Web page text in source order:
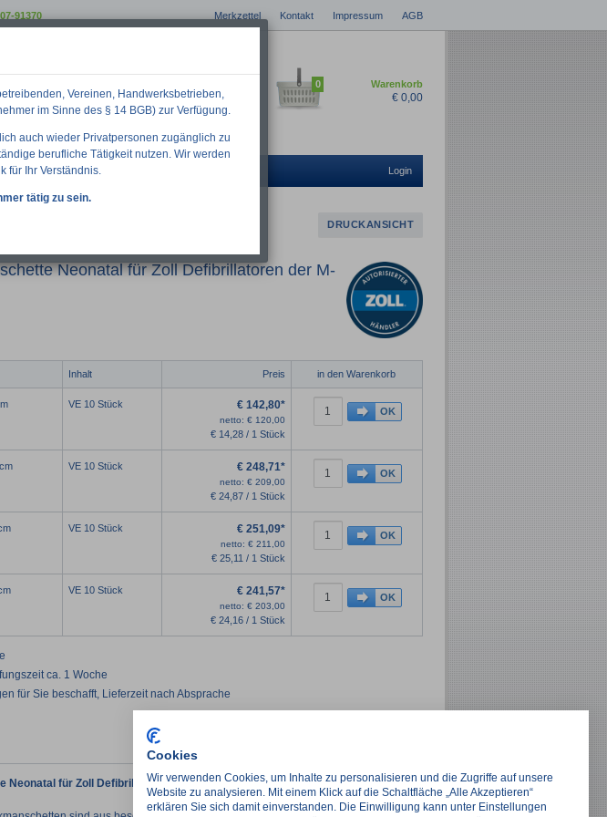
91370 Merkzettel Kontakt Impressum AGB
GO
Warenkorb
0
€ 0,00
uns Login
der M-Series CCT DRUCKANSICHT
Neonatal für Zoll Defibrillatoren der M-
Inhalt Preis in den Warenkorb
VE 10 Stück €142,80*
netto: €120,00
€14,28 / 1 Stück
VE 10 Stück €248,71*
netto: €209,00
€24,87 / 1 Stück
VE 10 Stück €251,09*
netto: €211,00
€25,11 / 1 Stück
VE 10 Stück €241,57*
netto: €203,00
€24,16 / 1 Stück
ca. 1 Woche
für Sie beschafft, Lieferzeit nach Absprache
Neonatal für Zoll Defibrillatoren der M-Series CCT
Vereinen, Handwerksbetrieben,
im Sinne des § 14 BGB) zur Verfügung.
auch wieder Privatpersonen zugänglich zu
berufliche Tätigkeit nutzen. Wir werden
für Ihr Verständnis.
tätig zu sein.
Cookies
Wir verwenden Cookies, um Inhalte zu personalisieren und die Zugriffe auf unsere
Website zu analysieren. Mit einem Klick auf die Schaltfläche „Alle Akzeptieren“
erklären Sie sich damit einverstanden. Die Einwilligung kann unter Einstellungen